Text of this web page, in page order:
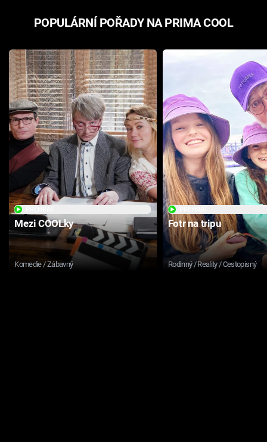
POPULÁRNÍ POŘADY NA PRIMA COOL
Mezi COOLky
Komedie / Zábavný
Fotr na tripu
Rodinný / Reality / Cestopisný